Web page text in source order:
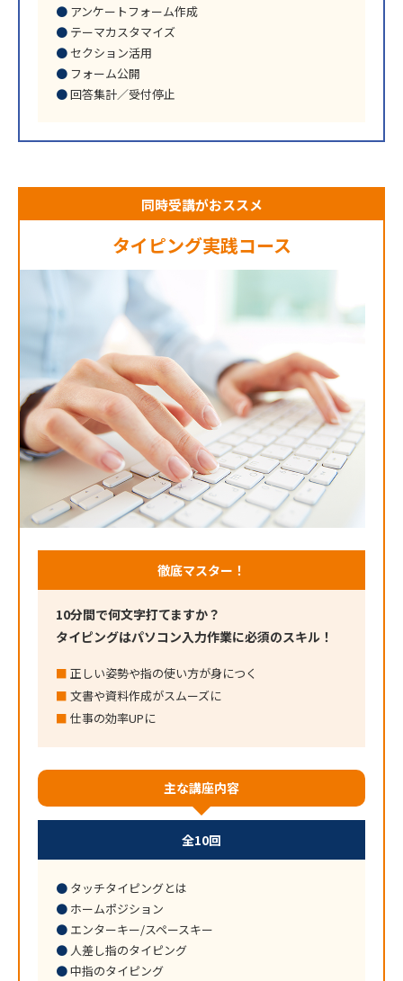
アンケートフォーム作成
テーマカスタマイズ
セクション活用
フォーム公開
回答集計／受付停止
同時受講がおススメ
タイピング実践コース
徹底マスター！
10分間で何文字打てますか？
タイピングはパソコン入力作業に必須のスキル！
正しい姿勢や指の使い方が身につく
文書や資料作成がスムーズに
仕事の効率UPに
主な講座内容
全10回
タッチタイピングとは
ホームポジション
エンターキー/スペースキー
人差し指のタイピング
中指のタイピング